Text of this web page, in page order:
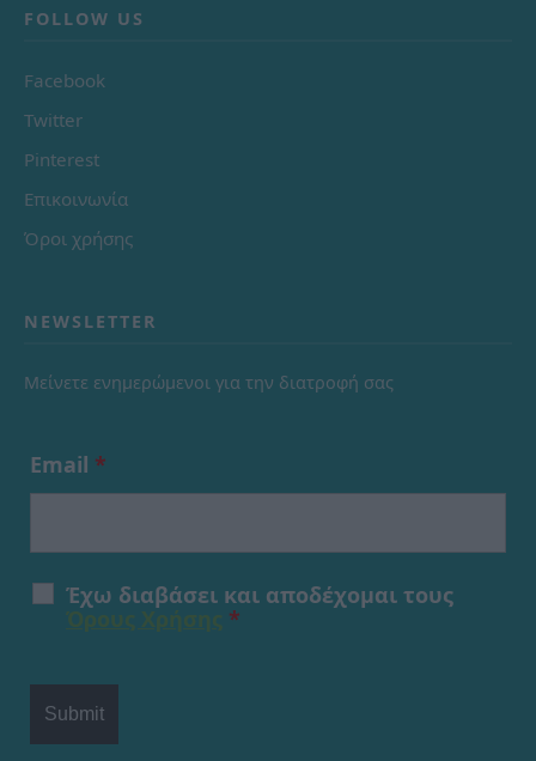
FOLLOW US
Facebook
Twitter
Pinterest
Επικοινωνία
Όροι χρήσης
NEWSLETTER
Μείνετε ενημερώμενοι για την διατροφή σας
Email *
Έχω διαβάσει και αποδέχομαι τους
*